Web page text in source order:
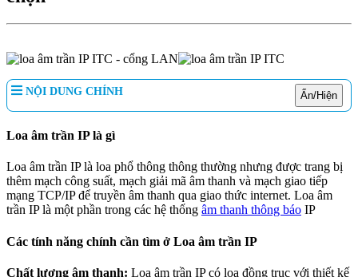
NỘI DUNG CHÍNH Ẩn/Hiện
Loa âm trần IP là gì
Loa âm trần IP là loa phổ thông thông thường nhưng được trang bị
thêm mạch công suất, mạch giải mã âm thanh và mạch giao tiếp
mạng TCP/IP để truyền âm thanh qua giao thức internet. Loa âm
trần IP là một phần trong các hệ thống âm thanh thông báo IP
Các tính năng chính cần tìm ở Loa âm trần IP
Chất lượng âm thanh: Loa âm trần IP có loa đồng trục với thiết kế